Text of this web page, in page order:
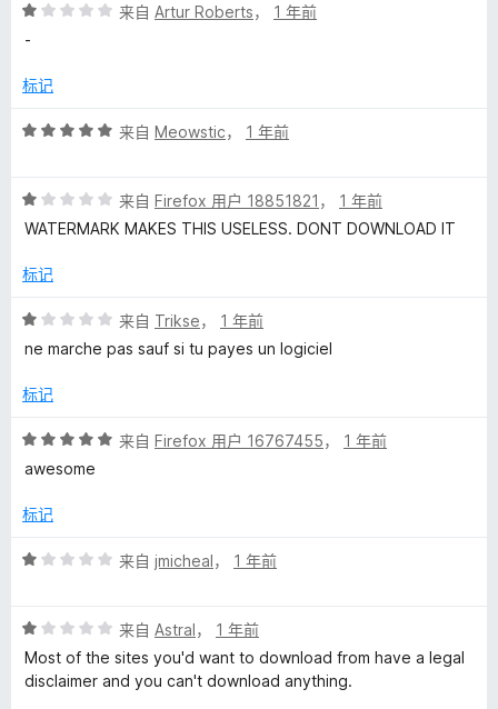
p
r
f
e
s
o
n
a
评
/
来自 Artur Roberts， 1 年前
-
标记
评
/
5
来自 Meowstic， 1 年前
评
分
/
来自 Firefox 用户 18851821 ， 1 年前
WATERMARK MAKES THIS USELESS. DONT DOWNLOAD IT
标记
评
分
/
来自 Trikse， 1 年前
ne marche pas sauf si tu payes un logiciel
标记
评
分
/
来自 Firefox 用户 16767455， 1 年前
awesome
标记
评
/
5
来自 jmicheal， 1 年前
评
分
1
来自 Astral， 1 年前
Most of the sites you'd want to download from have a legal
disclaimer and you can't download anything.